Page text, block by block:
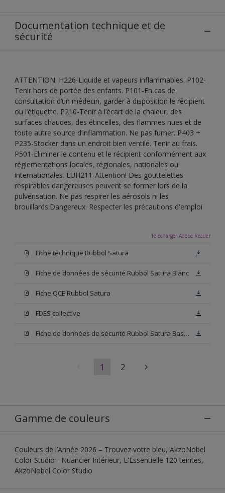
Documentation technique et de
sécurité
ATTENTION. H226-Liquide et vapeurs inflammables. P102-
Tenir hors de portée des enfants. P101-En cas de
consultation d’un médecin, garder à disposition le récipient
ou l’étiquette. P210-Tenir à l’écart de la chaleur, des
surfaces chaudes, des étincelles, des flammes nues et de
toute autre source d’inflammation. Ne pas fumer. P403 +
P235-Stocker dans un endroit bien ventilé. Tenir au frais.
P501-Eliminer le contenu et le récipient conformément aux
réglementations locales, régionales, nationales ou
internationales. EUH211-Attention! Des gouttelettes
respirables dangereuses peuvent se former lors de la
pulvérisation. Ne pas respirer les aérosols ni les
brouillards.Dangereux. Respecter les précautions d'emploi
Télécharger Adobe Reader
Fiche technique Rubbol Satura
Fiche de données de sécurité Rubbol Satura Blanc
Fiche QCE Rubbol Satura
FDES collective
Fiche de données de sécurité Rubbol Satura Base N00
1 2
Gamme de couleurs
Couleurs de l’Année 2026 – Trouvez votre bleu, AkzoNobel
Color Studio - Nuancier Intérieur, L'Essentielle 120 teintes,
AkzoNobel Color Studio